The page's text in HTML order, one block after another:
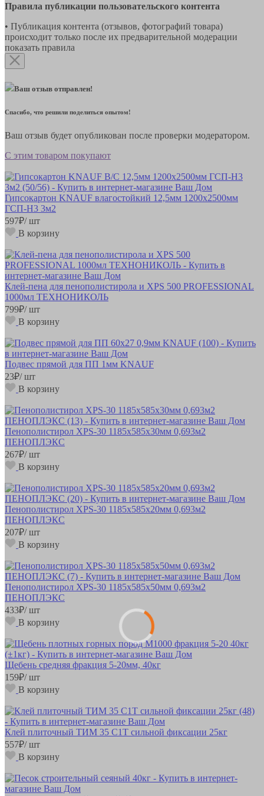
Правила публикации пользовательского контента
• Публикация контента (отзывов, фотографий товара)
происходит только после их предварительной модерации
показать правила
Ваш отзыв отправлен!
Спасибо, что решили поделиться опытом!
Ваш отзыв будет опубликован после проверки модератором.
С этим товаром покупают
Гипсокартон KNAUF влагостойкий 12,5мм 1200х2500мм
ГСП-Н3 3м2
597₽/ шт
В корзину
Клей-пена для пенополистирола и XPS 500 PROFESSIONAL
1000мл ТЕХНОНИКОЛЬ
799₽/ шт
В корзину
Подвес прямой для ПП 1мм KNAUF
23₽/ шт
В корзину
Пенополистирол XPS-30 1185х585х30мм 0,693м2
ПЕНОПЛЭКС
267₽/ шт
В корзину
Пенополистирол XPS-30 1185х585х20мм 0,693м2
ПЕНОПЛЭКС
207₽/ шт
В корзину
Пенополистирол XPS-30 1185х585х50мм 0,693м2
ПЕНОПЛЭКС
433₽/ шт
В корзину
Щебень средняя фракция 5-20мм, 40кг
159₽/ шт
В корзину
Клей плиточный ТИМ 35 С1Т сильной фиксации 25кг
557₽/ шт
В корзину